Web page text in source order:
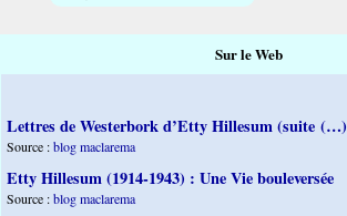
Sur le Web
Lettres de Westerbork d’Etty Hillesum (suite (…)
Source :blog maclarema
Etty Hillesum (1914-1943) : Une Vie bouleversée
Source :blog maclarema